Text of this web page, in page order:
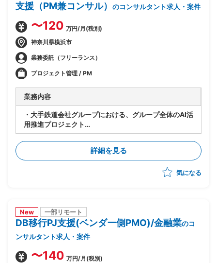
支援（PM兼コンサル）
のコンサルタント求人・案件
〜120 万円/月(税別)
神奈川県横浜市
業務委託（フリーランス）
プロジェクト管理 / PM
業務内容
・大手鉄道会社グループにおける、グループ全体のAI活
用推進プロジェクト
・要件が固まっていない段階から顧客に入り、業務プロ
セスの整理とAI活用方針の設計を担当
・顧客の業務プロセスのヒアリング・可視化・整理
・課題の洗い出しと、AI活用による解決可能性の見極
ダーマネジメント
・後続フェーズに向けた要件整理と、開発チームへの引
詳細を見る
気になる
New 一部リモート
DB移行PJ支援(ベンダー側PMO)/金融業のコ
ンサルタント求人・案件
〜140 万円/月(税別)